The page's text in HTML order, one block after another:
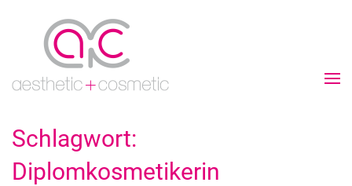
Schlagwort:
Diplomkosmetikerin